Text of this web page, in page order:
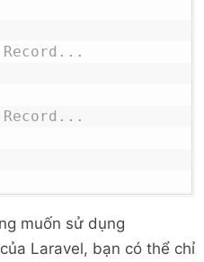
muốn sử dụng
Laravel, bạn có thể chỉ